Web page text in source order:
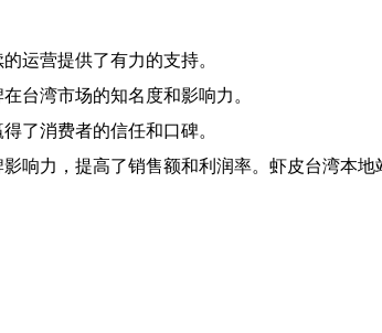
运营提供了有力的支持。
台湾市场的知名度和影响力。
了消费者的信任和口碑。
力，提高了销售额和利润率。虾皮台湾本地